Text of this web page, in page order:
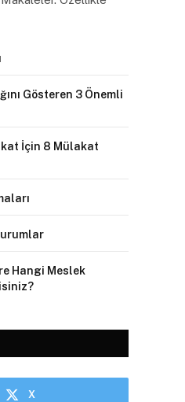
Gösteren 3 Önemli
İçin 8 Mülakat
Hangi Meslek
X